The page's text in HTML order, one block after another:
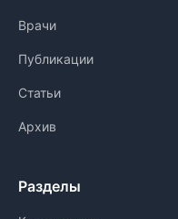
Врачи
Публикации
Статьи
Архив
Разделы